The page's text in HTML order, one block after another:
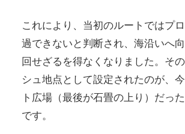
これにより、当初のルートではプ
過できないと判断され、海沿いへ
回せざるを得なくなりました。そ
シュ地点として設定されたのが、
ト広場（最後が石畳の上り）だっ
です。